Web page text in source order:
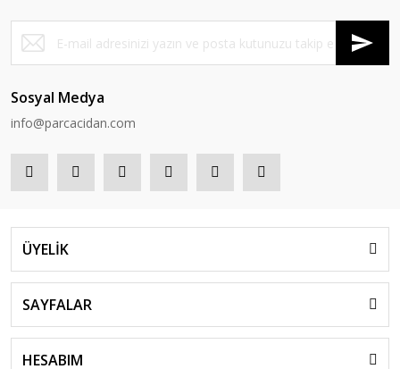
Sosyal Medya
info@parcacidan.com
ÜYELİK
SAYFALAR
HESABIM